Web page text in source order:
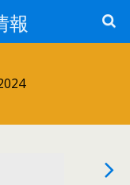
報